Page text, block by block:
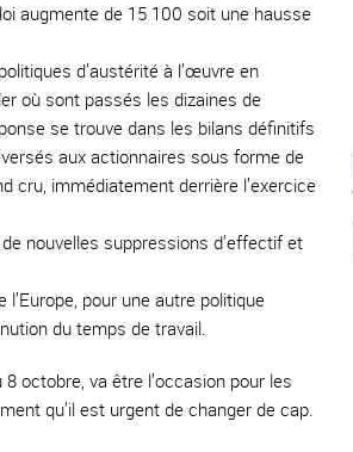
augmente de 15 100 soit une hausse
d’austérité à l’œuvre en
où sont passés les dizaines de
se trouve dans les bilans définitifs
aux actionnaires sous forme de
cru, immédiatement derrière l’exercice
nouvelles suppressions d’effectif et
pour une autre politique
du temps de travail.
octobre, va être l’occasion pour les
qu’il est urgent de changer de cap.